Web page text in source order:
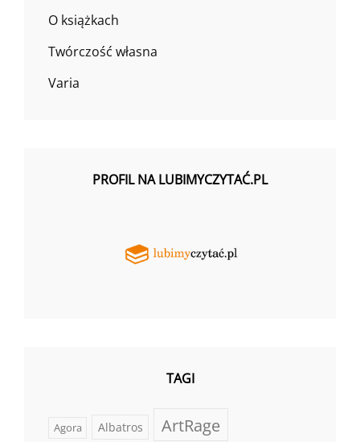
O książkach
Twórczość własna
Varia
PROFIL NA LUBIMYCZYTAĆ.PL
TAGI
Agora Albatros ArtRage